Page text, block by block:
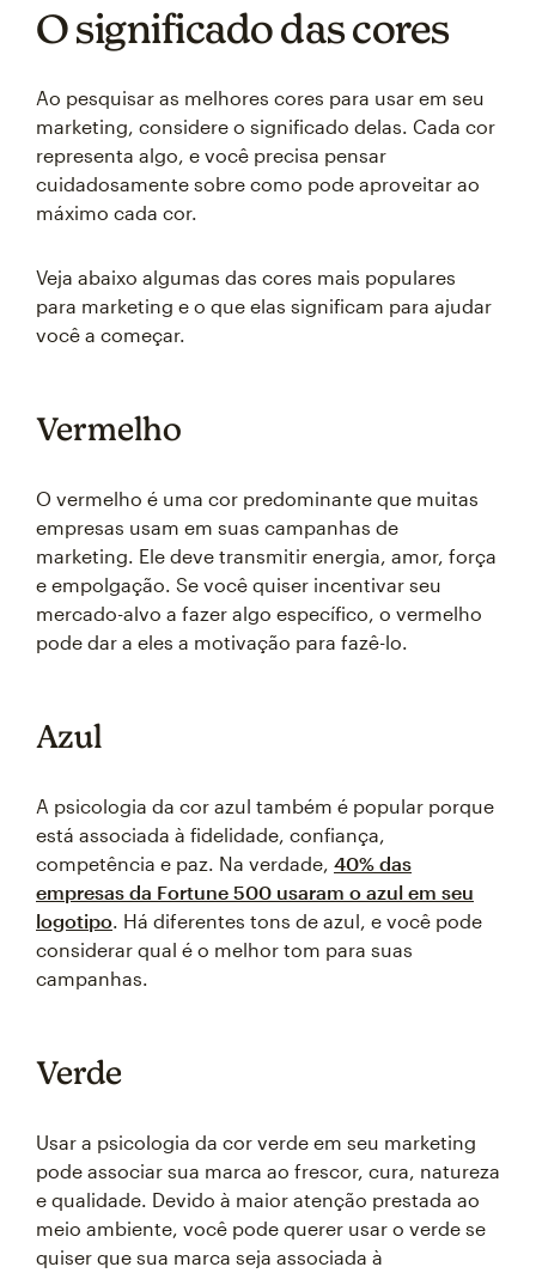
O significado das cores
Ao pesquisar as melhores cores para usar em seu
marketing, considere o significado delas. Cada cor
representa algo, e você precisa pensar
cuidadosamente sobre como pode aproveitar ao
máximo cada cor.
Veja abaixo algumas das cores mais populares
para marketing e o que elas significam para ajudar
você a começar.
Vermelho
O vermelho é uma cor predominante que muitas
empresas usam em suas campanhas de
marketing. Ele deve transmitir energia, amor, força
e empolgação. Se você quiser incentivar seu
mercado-alvo a fazer algo específico, o vermelho
pode dar a eles a motivação para fazê-lo.
Azul
A psicologia da cor azul também é popular porque
está associada à fidelidade, confiança,
competência e paz. Na verdade, 40% das
empresas da Fortune 500 usaram o azul em seu
logotipo. Há diferentes tons de azul, e você pode
considerar qual é o melhor tom para suas
campanhas.
Verde
Usar a psicologia da cor verde em seu marketing
pode associar sua marca ao frescor, cura, natureza
e qualidade. Devido à maior atenção prestada ao
meio ambiente, você pode querer usar o verde se
quiser que sua marca seja associada à